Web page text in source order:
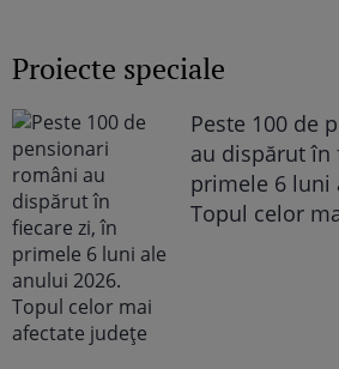
Proiecte speciale
Peste 100 de
au dispărut în
primele 6 luni
Topul celor